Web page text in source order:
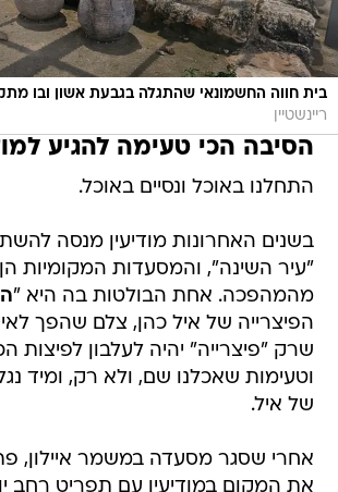
בית חווה החשמונאי שהתגלה בגבעת אשון ובו
ריינשטיין
הסיבה הכי טעימה להגיע
התחלנו באוכל ונסיים באוכל.
בשנים האחרונות מודיעין מנסה
"עיר השינה", והמסעדות המקומיות
מהמהפכה. אחת הבולטות בה היא "
הפיצרייה של איל כהן, צלם שהפך
שרק "פיצרייה" יהיה לעלבון לפיצות
וטעימות שאכלנו שם, ולא רק, ומיד
של איל.
אחרי שסגר מסעדה במשמר איילון,
את המקום במודיעין עם תפריט רחב